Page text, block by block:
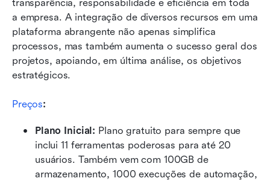
transparência, responsabilidade e eficiência em toda
a empresa. A integração de diversos recursos em uma
plataforma abrangente não apenas simplifica
processos, mas também aumenta o sucesso geral dos
projetos, apoiando, em última análise, os objetivos
estratégicos.
Preços:
Plano Inicial: Plano gratuito para sempre que
inclui 11 ferramentas poderosas para até 20
usuários. Também vem com 100GB de
armazenamento, 1000 execuções de automação,